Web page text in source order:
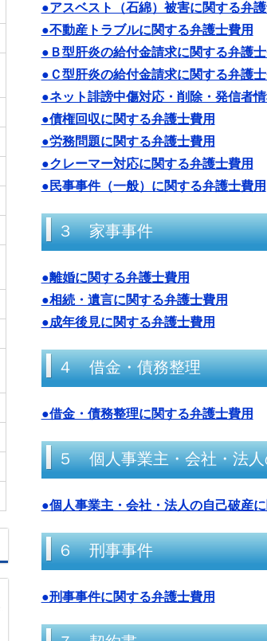
●アスベスト（石綿）被害に関する弁
●不動産トラブルに関する弁護士費用
●Ｂ型肝炎の給付金請求に関する弁護士
●Ｃ型肝炎の給付金請求に関する弁護士
●ネット誹謗中傷対応・削除・発信者
●債権回収に関する弁護士費用
●労務問題に関する弁護士費用
●クレーマー対応に関する弁護士費用
●民事事件（一般）に関する弁護士費用
３ 家事事件
●離婚に関する弁護士費用
●相続・遺言に関する弁護士費用
●成年後見に関する弁護士費用
４ 借金・債務整理
●借金・債務整理に関する弁護士費用
５ 個人事業主・会社・法人
●個人事業主・会社・法人の自己破産
６ 刑事事件
●刑事事件に関する弁護士費用